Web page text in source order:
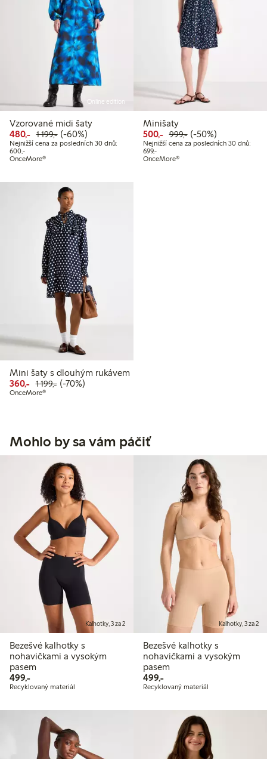
Online edition
Vzorované midi šaty
480,- Snížená cena: 480,00 Kč
1 199,-Běžná cena: 1 199,00 Kč
60% sleva
(-60%)
Nejnižší cena za posledních 30 dnů:
600,-Nejnižší cena za posledních 30 dnů: 600,00 Kč
OnceMore®
Minišaty
500,- Snížená cena: 500,00 Kč
999,-Běžná cena:
50% sleva
(-50%)
Nejnižší cena za posledních 30 dnů:
699,-Nejnižší cena za posledních 30 dnů:
OnceMore®
Mini šaty s dlouhým rukávem
360,- Snížená cena: 360,00 Kč
1 199,-Běžná cena: 1 199,00 Kč
70% sleva
(-70%)
OnceMore®
Mohlo by sa vám páčiť
Kalhotky, 3 za 2
Bezešvé kalhotky s
nohavičkami a vysokým
pasem
499,-499,00 Kč
Recyklovaný materiál
Kalhotky, 3 za 2
Bezešvé kalhotky s
nohavičkami a vysokým
pasem
499,-499,00 Kč
Recyklovaný materiál